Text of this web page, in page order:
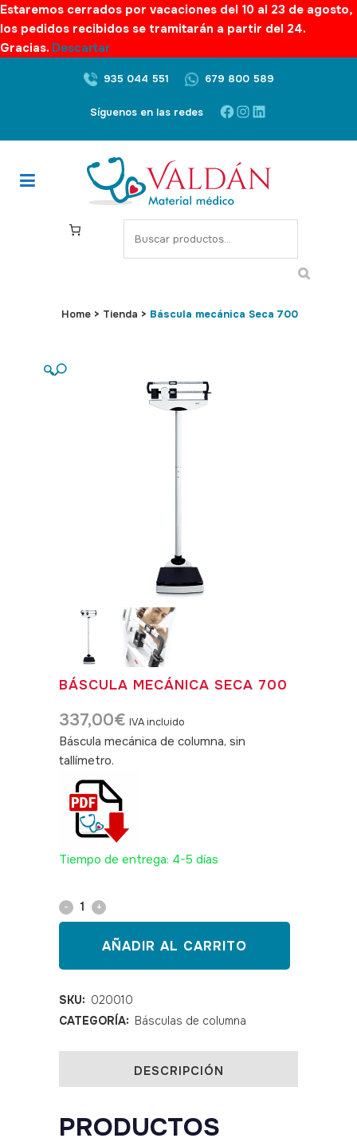
Estaremos cerrados por vacaciones del 10 al 23 de agosto,
los pedidos recibidos se tramitarán a partir del 24.
Gracias. Descartar
935 044 551 679 800 589
Síguenos en las redes Facebook
Instagram
LinkedIn
S
e
Home > Tienda > Báscula mecánica Seca 700
🔍
BÁSCULA MECÁNICA SECA 700
337,00€ IVA incluido
Báscula mecánica de columna, sin
tallímetro.
Tiempo de entrega: 4-5 días
Báscula
mecánica
Seca
700
quantity
AÑADIR AL CARRITO
SKU: 020010
CATEGORÍA: Básculas de columna
DESCRIPCIÓN
PRODUCTOS